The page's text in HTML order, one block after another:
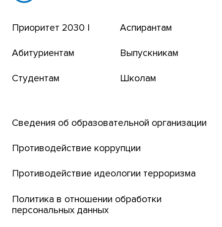
Томский региональный центр коллективного
Транссибирский научный путь
Парк социогуманитарных технологий ТГУ
Английский для всех
ТГУ
Интернет-лицей
Открытые онлайн-курсы (MOOCs)
Приоритет 2030 |
Абитуриентам
Студентам
Аспирантам
Выпускникам
Школам
Сведения об образовательной организации
Противодействие коррупции
Противодействие идеологии терроризма
Политика в отношении обработки
персональных данных